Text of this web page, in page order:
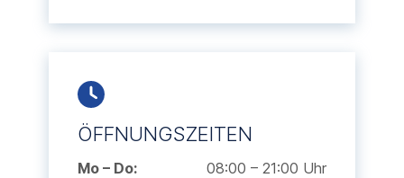
ÖFFNUNGSZEITEN
Mo – Do:
08:00 – 21:00 Uhr